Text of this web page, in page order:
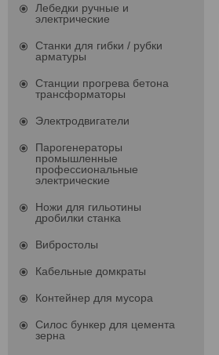
Лебедки ручные и
электрические
Станки для гибки / рубки
арматуры
Станции прогрева бетона
трансформаторы
Электродвигатели
Парогенераторы
промышленные
профессиональные
электрические
Ножи для гильотины
дробилки станка
Вибростолы
Кабельные домкраты
Контейнер для мусора
Силос бункер для цемента
зерна